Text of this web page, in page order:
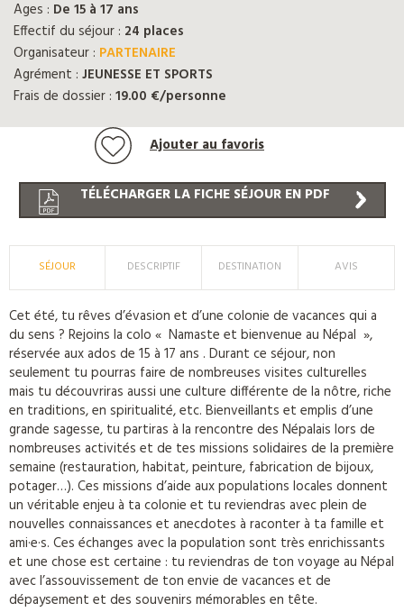
Ages : De 15 à 17 ans
Effectif du séjour : 24 places
Organisateur : PARTENAIRE
Agrément : JEUNESSE ET SPORTS
Frais de dossier : 19.00 €/personne
Ajouter au favoris
TÉLÉCHARGER LA FICHE SÉJOUR EN PDF
SÉJOUR DESCRIPTIF DESTINATION AVIS
Cet été, tu rêves d’évasion et d’une colonie de vacances qui a
du sens ? Rejoins la colo « Namaste et bienvenue au Népal »,
réservée aux ados de 15 à 17 ans . Durant ce séjour, non
seulement tu pourras faire de nombreuses visites culturelles
mais tu découvriras aussi une culture différente de la nôtre, riche
en traditions, en spiritualité, etc. Bienveillants et emplis d’une
grande sagesse, tu partiras à la rencontre des Népalais lors de
nombreuses activités et de tes missions solidaires de la première
semaine (restauration, habitat, peinture, fabrication de bijoux,
potager…). Ces missions d’aide aux populations locales donnent
un véritable enjeu à ta colonie et tu reviendras avec plein de
nouvelles connaissances et anecdotes à raconter à ta famille et
ami·e·s. Ces échanges avec la population sont très enrichissants
et une chose est certaine : tu reviendras de ton voyage au Népal
avec l’assouvissement de ton envie de vacances et de
dépaysement et des souvenirs mémorables en tête.